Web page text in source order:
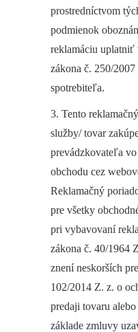
prostredníctvom
podmienok
reklamáciu uplatniť
zákona č. 250/
spotrebiteľa.
3. Tento
služby/ tovar
prevádzkovateľa
obchodu cez
Reklamačný
pre všetky
pri vybavovaní
zákona č. 40/1964
znení neskorších
102/2014 Z. z. o
predaji tovaru
základe zmluvy